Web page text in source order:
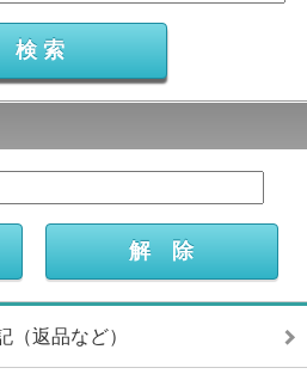
（返品など）